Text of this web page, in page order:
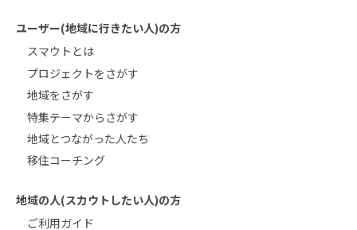
ユーザー(地域に行きたい人)の方
スマウトとは
プロジェクトをさがす
地域をさがす
特集テーマからさがす
地域とつながった人たち
移住コーチング
地域の人(スカウトしたい人)の方
ご利用ガイド